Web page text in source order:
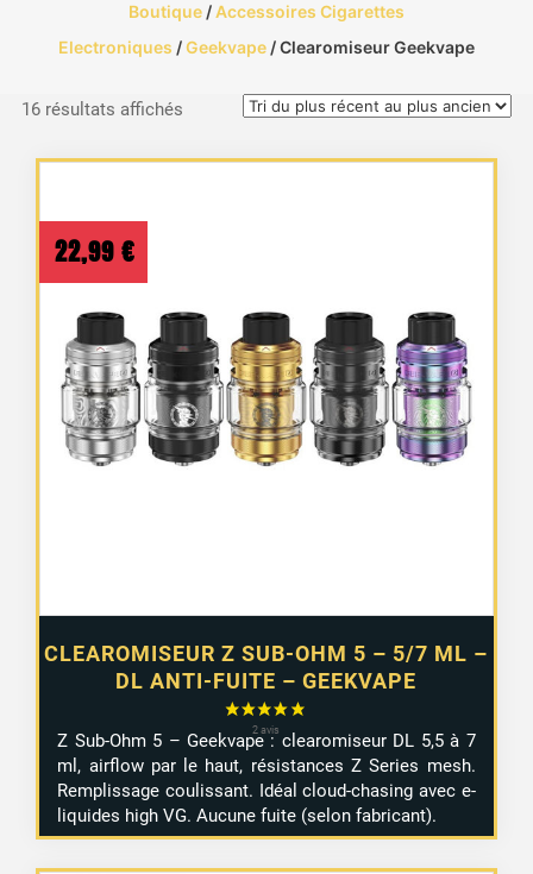
Boutique/ Accessoires Cigarettes
Electroniques /Geekvape/ Clearomiseur Geekvape
16 résultats affichésTrié
CLEAROMISEUR Z SUB-OHM 5 – 5/7 ML –
DL ANTI-FUITE – GEEKVAPE
22,99 €
Z Sub-Ohm 5 – Geekvape : clearomiseur DL 5,5 à 7
ml, airflow par le haut, résistances Z Series mesh.
Remplissage coulissant. Idéal cloud-chasing avec e-
liquides high VG. Aucune fuite (selon fabricant).